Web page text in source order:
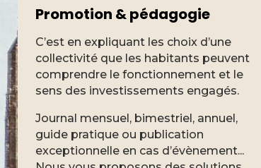
Promotion & pédagogie
C’est en expliquant les choix d’une
collectivité que les habitants peuvent
comprendre le fonctionnement et le
sens des investissements engagés.
Journal mensuel, bimestriel, annuel,
guide pratique ou publication
exceptionnelle en cas d’évènement...